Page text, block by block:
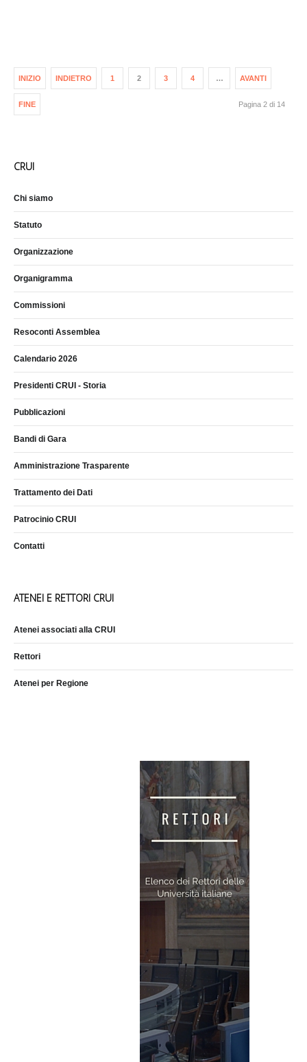
INIZIO INDIETRO 1 2 3 4 … AVANTI
FINE Pagina 2 di 14
CRUI
Chi siamo
Statuto
Organizzazione
Organigramma
Commissioni
Resoconti Assemblea
Calendario 2026
Presidenti CRUI - Storia
Pubblicazioni
Bandi di Gara
Amministrazione Trasparente
Trattamento dei Dati
Patrocinio CRUI
Contatti
ATENEI E RETTORI CRUI
Atenei associati alla CRUI
Rettori
Atenei per Regione